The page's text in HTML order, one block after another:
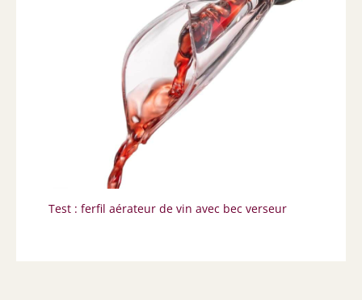
Test : ferfil aérateur de vin avec bec verseur